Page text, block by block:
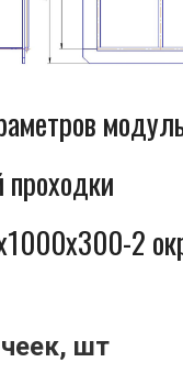
проходки
2
шт